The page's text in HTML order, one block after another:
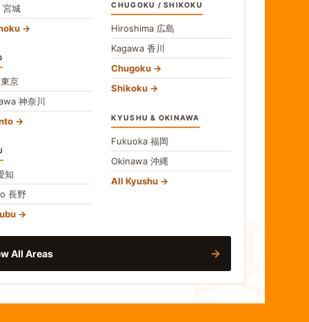
食
宮城
東京
神奈川
知
長野
CHUGOKU / SHIKOKU
Hiroshima 広島
Kagawa香川
Chugoku
Shikoku
KYUSHU & OKINAWA
Fukuoka福岡
Okinawa沖縄
All Kyushu
All Areas →